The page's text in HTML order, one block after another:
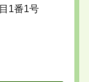
1番1号